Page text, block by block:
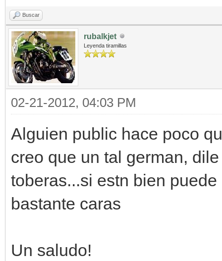
Buscar
rubalkjet
Leyenda tiramillas
02-21-2012, 04:03 PM
Alguien public hace poco
creo que un tal german,
toberas...si estn bien
bastante caras
Un saludo!